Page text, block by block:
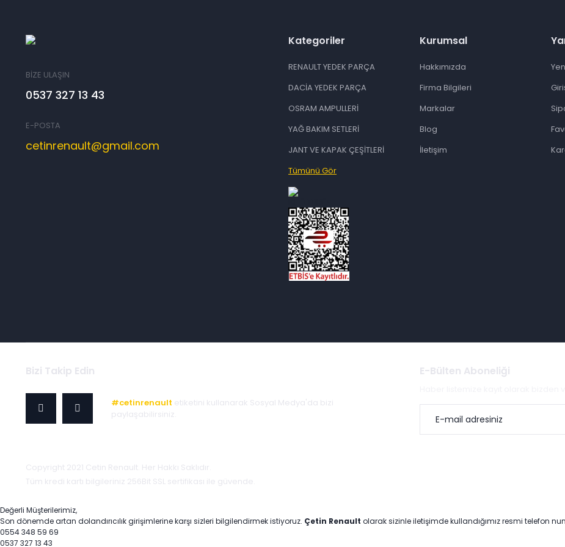
BİZE ULAŞIN
0537 327 13 43
E-POSTA
cetinrenault@gmail.com
Kategoriler
RENAULT YEDEK PARÇA
DACİA YEDEK PARÇA
OSRAM AMPULLERİ
YAĞ BAKIM SETLERİ
JANT VE KAPAK ÇEŞİTLERİ
Tümünü Gör
Kurumsal
Hakkımızda
Firma Bilgileri
Markalar
Blog
İletişim
Bizi Takip Edin
#cetinrenault etiketini kullanarak Sosyal Medya'da bizi
paylaşabilirsiniz.
E-Bülten Aboneliği
Copyright 2021 Cetin Renault. Her Hakkı Saklıdır.
Tüm kredi kartı bilgileriniz 256Bit SSL sertifikası ile güvende.
Değerli Müşterilerimiz,
Son dönemde artan dolandırıcılık girişimlerine karşı sizleri bilgilendirmek istiyoruz. Çetin Renault olarak sizinle iletişimde kullandığımız resmi telefon
0554 348 59 69
0537 327 13 43